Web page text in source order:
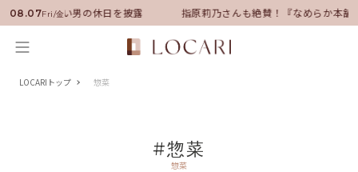
08.07Fri/金
に就任！いい男の休日を披露 指原莉乃さんも絶賛！『なめらか本舗
LOCARIトップ 惣菜
#惣菜
惣菜